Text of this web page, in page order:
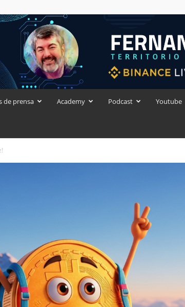
de prensa Academy Podcast Youtube